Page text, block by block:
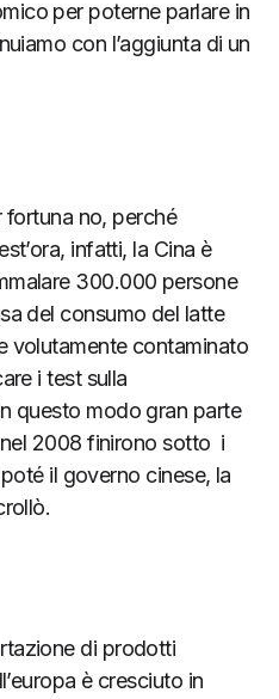
per poterne parlare in
con l’aggiunta di un
fortuna no, perché
infatti, la Cina è
300.000 persone
del consumo del latte
volutamente contaminato
i test sulla
questo modo gran parte
2008 finirono sotto i
il governo cinese, la
di prodotti
è cresciuto in